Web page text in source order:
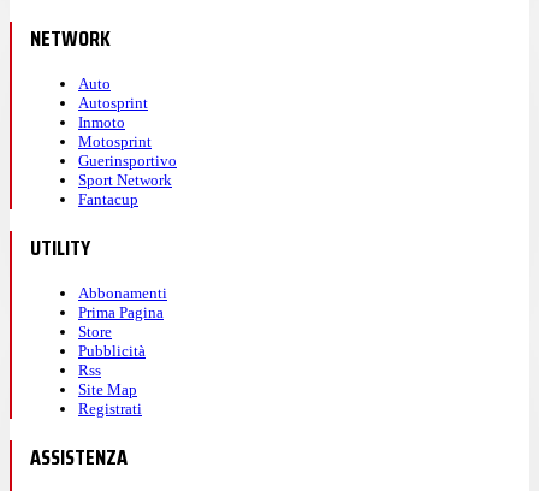
NETWORK
Auto
Autosprint
Inmoto
Motosprint
Guerinsportivo
Sport Network
Fantacup
UTILITY
Abbonamenti
Prima Pagina
Store
Pubblicità
Rss
Site Map
Registrati
ASSISTENZA